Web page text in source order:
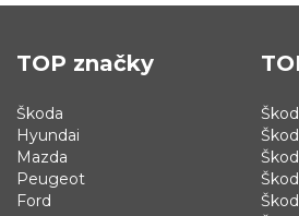
TOP značky
Škoda
Hyundai
Mazda
Peugeot
Ford